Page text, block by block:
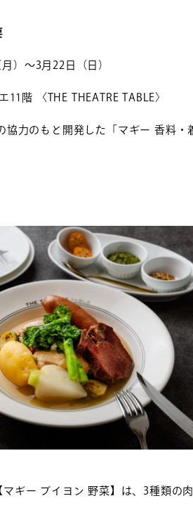
）～3月22日（日）
11階 〈THE THEATRE TABLE〉
協力のもと開発した「マギー 香料
ギー ブイヨン 野菜】は、3種類の